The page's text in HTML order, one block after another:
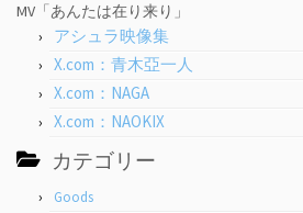
MV「あんたは在り来り」
アシュラ映像集
X.com：青木亞一人
X.com：NAGA
X.com：NAOKIX
カテゴリー
Goods